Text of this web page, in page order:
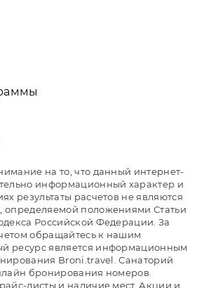
на то, что данный интернет-
информационный характер и
результаты расчетов не являются
определяемой положениями Статьи
Российской Федерации. За
обращайтесь к нашим
ресурс является информационным
Broni.travel. Санаторий
бронирования номеров.
листы и наличие мест. Акции и